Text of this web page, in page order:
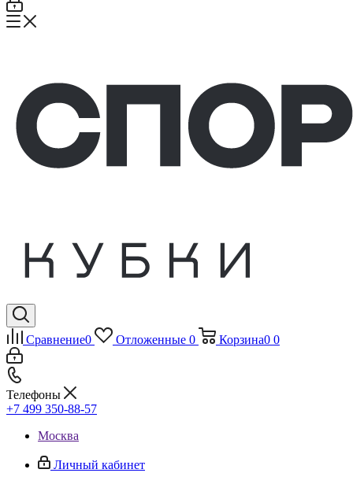
Сравнение0 Отложенные 0 Корзина0 0
Телефоны
+7 499 350-88-57
Москва
Личный кабинет